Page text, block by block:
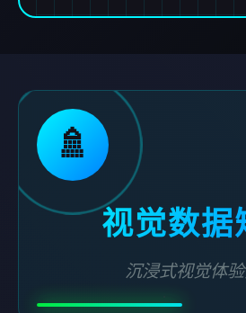
🚿
视觉数据
沉浸式视觉体